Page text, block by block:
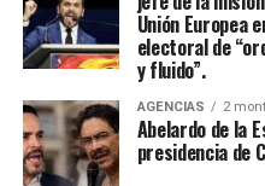
UP NEXT
COVAX: más de 26
y el Caribe
DON'T MISS
Senado argentino aprueba
estudio de los riesgos de
Los residentes cercanos al
cautelosos frente a la
presentó una nueva
personas que vivían en las
Unión Europea
electoral de
y fluido”.
AGENCIAS 2
Abelardo de la
presidencia de